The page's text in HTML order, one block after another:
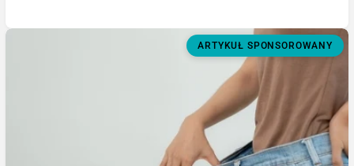
ARTYKUŁ SPONSOROWANY